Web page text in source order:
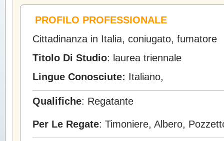
PROFILO PROFESSIONALE
Cittadinanza in Italia, coniugato, fumatore
Titolo Di Studio: laurea triennale
Lingue Conosciute: Italiano,
Qualifiche: Regatante
Per Le Regate: Timoniere, Albero,